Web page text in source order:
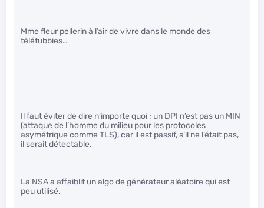
Mme fleur pellerin à l’air de vivre dans le monde des
télétubbies…
Il faut éviter de dire n’importe quoi ; un DPI n’est pas un MIN
(attaque de l’homme du milieu pour les protocoles
asymétrique comme TLS), car il est passif, s’il ne l’était pas,
il serait détectable.
La NSA a affaiblit un algo de générateur aléatoire qui est
peu utilisé.